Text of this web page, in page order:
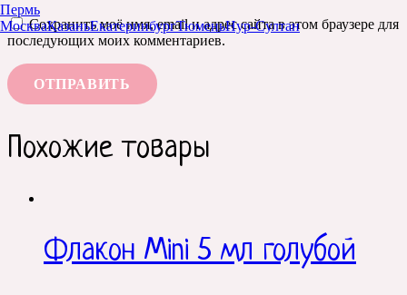
Пермь
МоскваКазаньЕкатеринбургТюменьНур-Султан
Сохранить моё имя, email и адрес сайта в этом браузере для
последующих моих комментариев.
Похожие товары
Флакон Mini 5 мл голубой